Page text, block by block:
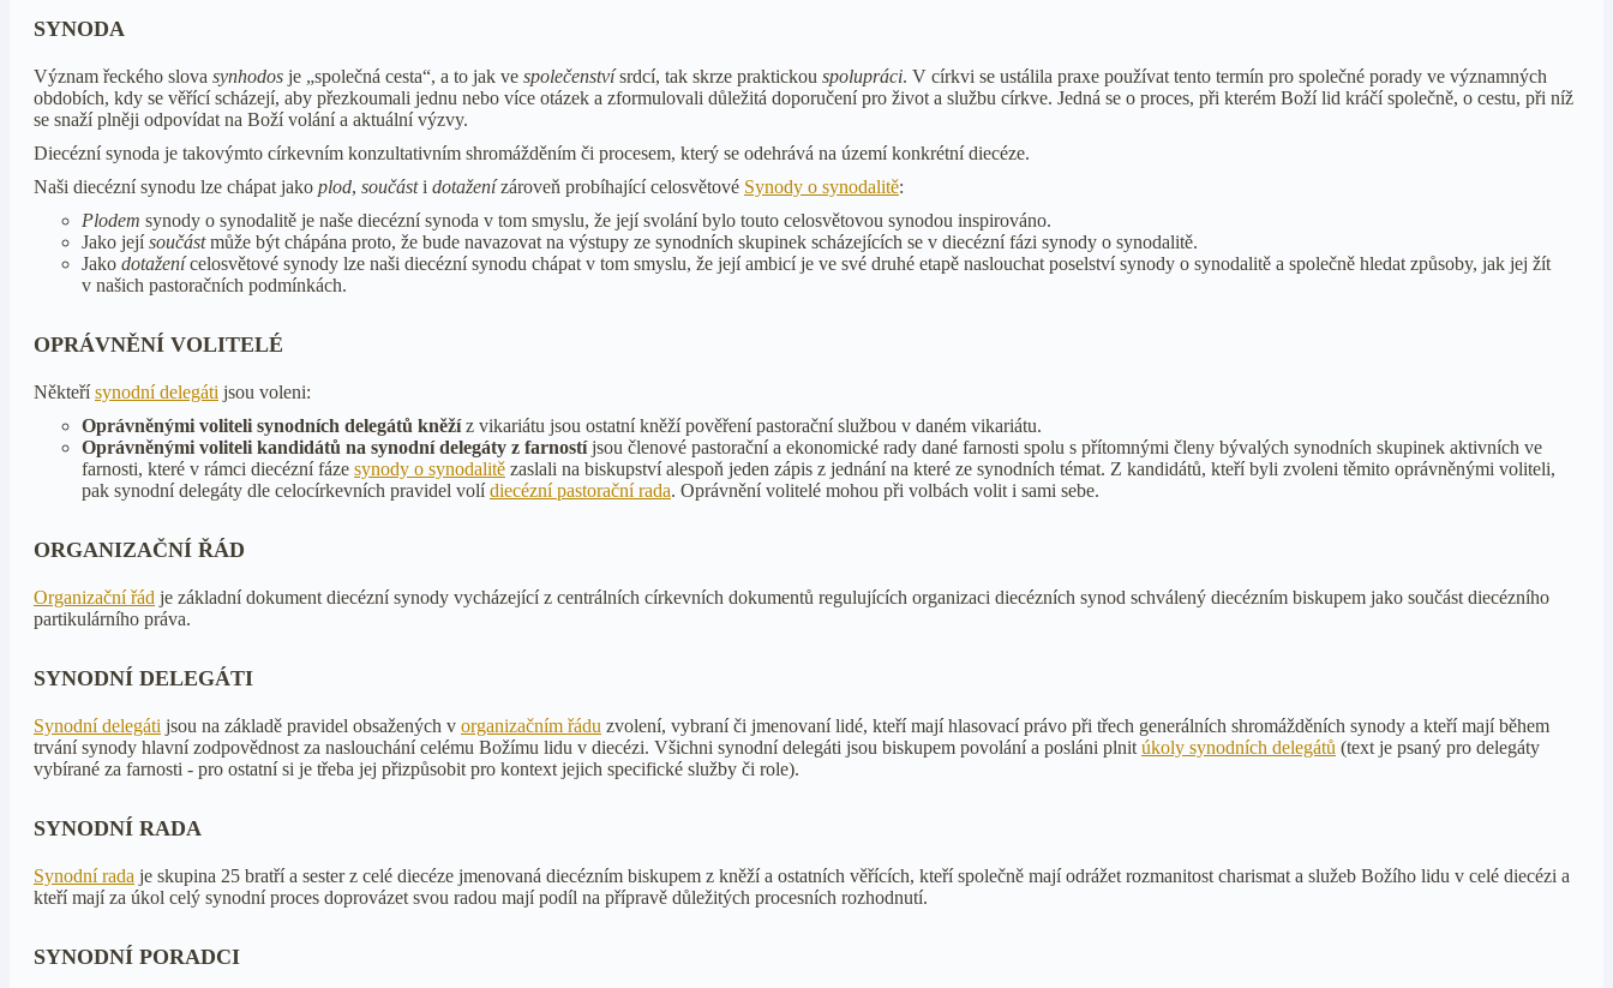
SYNODA
Význam řeckého slova synhodos je „společná cesta“, a to jak ve společenstvísrdcí, tak skrze praktickou spolupráci. V církvi se ustálila praxe používat tento termín pro společné porady ve významných
obdobích, kdy se věřící scházejí, aby přezkoumali jednu nebo více otázek a zformulovali důležitá doporučení pro život a službu církve. Jedná se o proces, při kterém Boží lid kráčí společně, o cestu, při níž
se snaží plněji odpovídat na Boží volání a aktuální výzvy.
Diecézní synoda je takovýmto církevním konzultativním shromážděním či procesem, který se odehrává na území konkrétní diecéze.
Naši diecézní synodu lze chápat jako plod, součásti dotaženízároveň probíhající celosvětové Synody o synodalitě:
Plodem synody o synodalitě je naše diecézní synoda v tom smyslu, že její svolání bylo touto celosvětovou synodou inspirováno.
Jako jejísoučástmůže být chápána proto, že bude navazovat na výstupy ze synodních skupinek scházejících se v diecézní fázi synody o synodalitě.
Jako dotaženícelosvětové synody lze naši diecézní synodu chápat v tom smyslu, že její ambicí je ve své druhé etapě naslouchat poselství synody o synodalitě a společně hledat způsoby, jak jej žít
v našich pastoračních podmínkách.
OPRÁVNĚNÍ VOLITELÉ
Někteřísynodní delegáti jsou voleni:
Oprávněnými voliteli synodních delegátů kněžíz vikariátu jsou ostatní kněží pověření pastorační službou v daném vikariátu.
Oprávněnými voliteli kandidátů na synodní delegáty z farnostíjsou členové pastorační a ekonomické rady dané farnosti spolu s přítomnými členy bývalých synodních skupinek aktivních ve
farnosti, které v rámci diecézní fáze synody o synodalitě zaslali na biskupství alespoň jeden zápis z jednání na které ze synodních témat. Z kandidátů, kteří byli zvoleni těmito oprávněnými voliteli,
pak synodní delegáty dle celocírkevních pravidel volídiecézní pastorační rada. Oprávnění volitelé mohou při volbách volit i sami sebe.
ORGANIZAČNÍ ŘÁD
Organizační řád je základní dokument diecézní synody vycházející z centrálních církevních dokumentů regulujících organizaci diecézních synod schválený diecézním biskupem jako součást diecézního
partikulárního práva.
SYNODNÍ DELEGÁTI
Synodní delegáti jsou na základě pravidel obsažených v organizačním řádu zvolení, vybraní či jmenovaní lidé, kteří mají hlasovací právo při třech generálních shromážděních synody a kteří mají během
trvání synody hlavní zodpovědnost za naslouchání celému Božímu lidu v diecézi. Všichni synodní delegáti jsou biskupem povolání a posláni plnit úkoly synodních delegátů (text je psaný pro delegáty
vybírané za farnosti - pro ostatní si je třeba jej přizpůsobit pro kontext jejich specifické služby či role).
SYNODNÍ RADA
Synodní rada je skupina 25 bratří a sester z celé diecéze jmenovaná diecézním biskupem z kněží a ostatních věřících, kteří společně mají odrážet rozmanitost charismat a služeb Božího lidu v celé diecézi a
kteří mají za úkol celý synodní proces doprovázet svou radou mají podíl na přípravě důležitých procesních rozhodnutí.
SYNODNÍ PORADCI